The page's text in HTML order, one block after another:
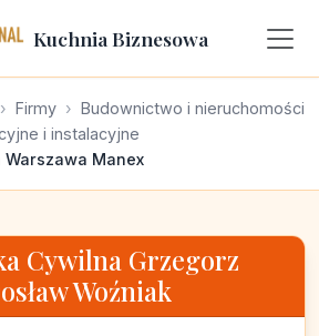
Kuchnia Biznesowa
Firmy
Budownictwo i nieruchomości
i instalacyjne
Warszawa Manex
Cywilna Grzegorz
Woźniak